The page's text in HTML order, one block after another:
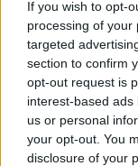
If you wish to opt-
processing of your
targeted
section to confirm
opt-out request is
interest-based
us or personal
your opt-out. You
disclosure of your
περιφέρεια ή...
εκείνον τον
στο απέναντι
βαθύτερο, το
όριο μου. Κι
“προδώσω”.